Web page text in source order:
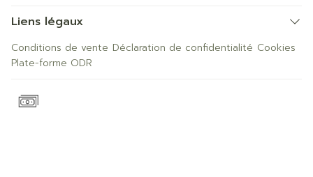
Liens légaux
Conditions de vente Déclaration de confidentialité Cookies
Plate-forme ODR